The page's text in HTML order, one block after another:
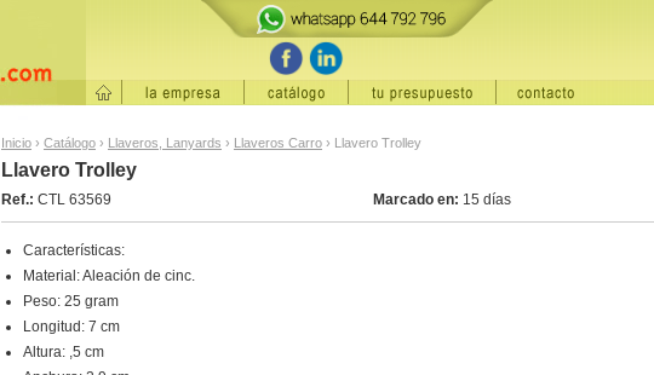
Inicio › Catálogo › Llaveros, Lanyards › Llaveros Carro › Llavero Trolley
Llavero Trolley
Ref.: CTL 63569 Marcado en: 15 días
Características:
Material: Aleación de cinc.
Peso: 25 gram
Longitud: 7 cm
Altura: ,5 cm